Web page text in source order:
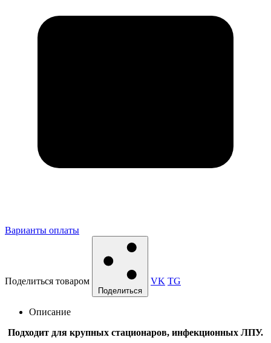
Варианты оплаты
Поделиться товаром
Поделиться
VK TG
Описание
Подходит для крупных стационаров, инфекционных ЛПУ.